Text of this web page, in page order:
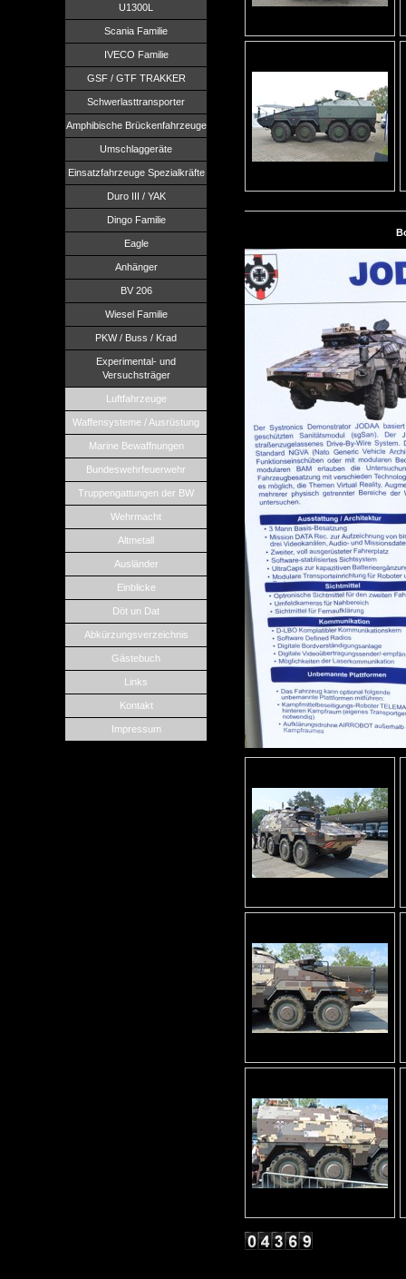
U1300L
Scania Familie
IVECO Familie
GSF / GTF TRAKKER
Schwerlasttransporter
Amphibische Brückenfahrzeuge
Umschlaggeräte
Einsatzfahrzeuge Spezialkräfte
Duro III / YAK
Dingo Familie
Eagle
Anhänger
BV 206
Wiesel Familie
PKW / Buss / Krad
Experimental- und
Versuchsträger
Luftfahrzeuge
Waffensysteme / Ausrüstung
Marine Bewaffnungen
Bundeswehrfeuerwehr
Truppengattungen der BW
Wehrmacht
Altmetall
Ausländer
Einblicke
Döt un Dat
Abkürzungsverzeichnis
Gästebuch
Links
Kontakt
Impressum